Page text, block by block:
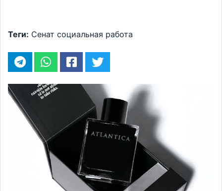
Теги: Сенат социальная работа